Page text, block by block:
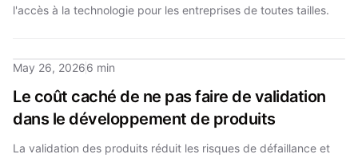
l'accès à la technologie pour les entreprises de toutes tailles.
May 26, 20266 min
Le coût caché de ne pas faire de validation
dans le développement de produits
La validation des produits réduit les risques de défaillance et